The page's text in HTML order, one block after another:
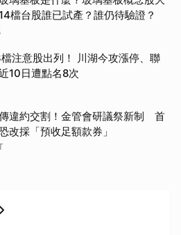
檔台股誰已試產？誰仍待驗證？
注意股出列！ 川湖今攻漲停、聯
10日遭點名8次
違約交割！金管會研議祭新制 首
改採「預收足額款券」